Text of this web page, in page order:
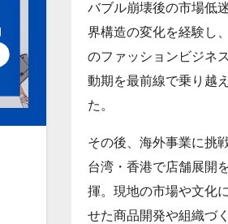
バブル崩壊後の市場低
界構造の変化を経験し
のファッションビジネ
動期を最前線で乗り越
た。
その後、海外事業に挑戦
台湾・香港で店舗展開
揮。現地の市場や文化
せた商品開発や組織づ